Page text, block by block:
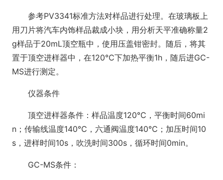
参考PV3341标准方法对样品进行处理。在玻璃板上
用刀片将汽车内饰样品裁成小块，用分析天平准确称量2
g样品于20mL顶空瓶中，使用压盖钳密封。随后，将其
置于顶空进样器中，在120℃下加热平衡1h，随后进GC-
MS进行测定。
仪器条件
顶空进样器条件：样品温度120℃，平衡时间60mi
n；传输线温度140℃，六通阀温度140℃；加压时间10
s，进样时间10s，吹洗时间300s，循环时间0min。
GC-MS条件：